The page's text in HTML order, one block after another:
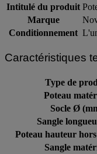
Intitulé du produit
Marque
Conditionnement
Caractéristiques
Type de
Poteau
Socle Ø
Sangle
Poteau hauteur
Sangle